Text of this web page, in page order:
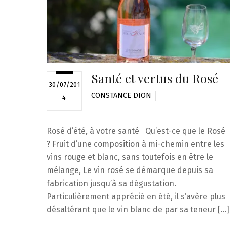
30/07/201
4
Santé et vertus du Rosé
CONSTANCE DION
Rosé d’été, à votre santé Qu’est-ce que le Rosé
? Fruit d’une composition à mi-chemin entre les
vins rouge et blanc, sans toutefois en être le
mélange, Le vin rosé se démarque depuis sa
fabrication jusqu’à sa dégustation.
Particulièrement apprécié en été, il s’avère plus
désaltérant que le vin blanc de par sa teneur […]